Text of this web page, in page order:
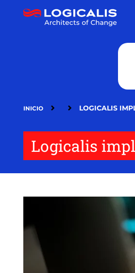
contenido
INICIO LOGICALIS
Logicalis